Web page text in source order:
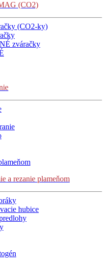
(CO2)
(CO2-ky)
zváračky
a rezanie plameňom
hubice